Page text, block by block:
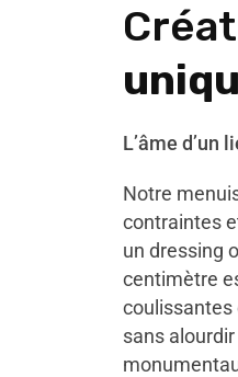
L’âme d’un
Notre
contraintes
un dressing
centimètre
coulissantes
sans